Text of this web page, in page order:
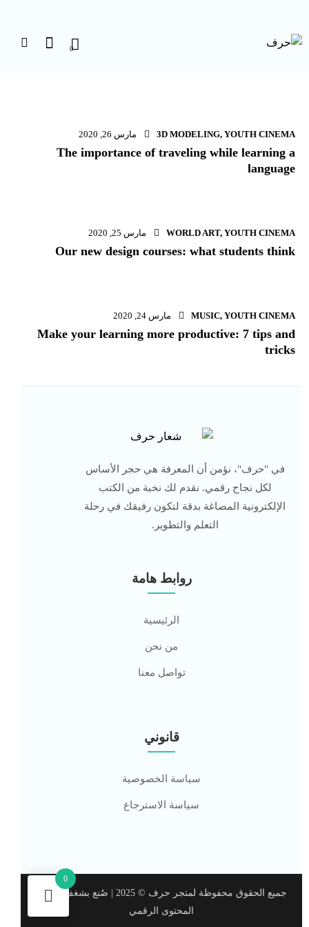
0
3D MODELING, YOUTH CINEMA مارس 26, 2020
The importance of traveling while learning a
language
WORLD ART, YOUTH CINEMA مارس 25, 2020
Our new design courses: what students think
MUSIC, YOUTH CINEMA مارس 24, 2020
Make your learning more productive: 7 tips and
tricks
في "حرف"، نؤمن أن المعرفة هي حجر الأساس
لكل نجاح رقمي. نقدم لك نخبة من الكتب
الإلكترونية المصاغة بدقة لتكون رفيقك في رحلة
التعلم والتطوير.
روابط هامة
الرئيسية
من نحن
تواصل معنا
قانوني
سياسة الخصوصية
سياسة الاسترجاع
جميع الحقوق محفوظة لمتجر حرف © 2025 | صُنع بشغف لتعزيز
المحتوى الرقمي
0